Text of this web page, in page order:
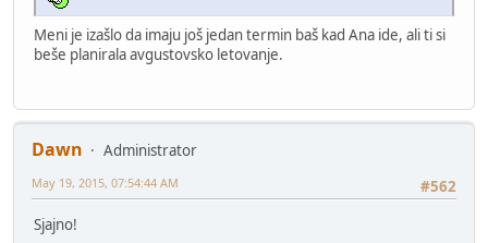
Meni je izašlo da imaju još jedan termin baš kad Ana ide, ali ti si
beše planirala avgustovsko letovanje.
Dawn
Administrator
#562
May 19, 2015, 07:54:44 AM
Sjajno!